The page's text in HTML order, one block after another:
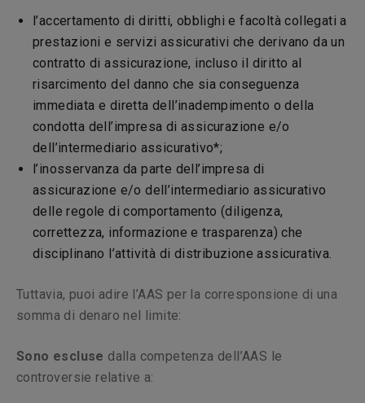
l’accertamento di diritti, obblighi e facoltà collegati a
prestazioni e servizi assicurativi che derivano da un
contratto di assicurazione, incluso il diritto al
risarcimento del danno che sia conseguenza
immediata e diretta dell’inadempimento o della
condotta dell’impresa di assicurazione e/o
dell’intermediario assicurativo*;
l’inosservanza da parte dell’impresa di
assicurazione e/o dell’intermediario assicurativo
delle regole di comportamento (diligenza,
correttezza, informazione e trasparenza) che
disciplinano l’attività di distribuzione assicurativa.
Tuttavia, puoi adire l’AAS per la corresponsione di una
somma di denaro nel limite:
Sono escluse dalla competenza dell’AAS le
controversie relative a: